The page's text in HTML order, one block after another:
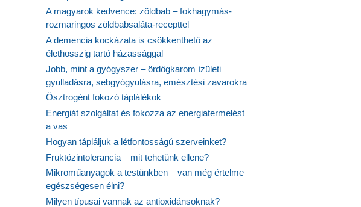
A magyarok kedvence: zöldbab – fokhagymás-
rozmaringos zöldbabsaláta-recepttel
A demencia kockázata is csökkenthető az
élethosszig tartó házassággal
Jobb, mint a gyógyszer – ördögkarom ízületi
gyulladásra, sebgyógyulásra, emésztési zavarokra
Ösztrogént fokozó táplálékok
Energiát szolgáltat és fokozza az energiatermelést
a vas
Hogyan tápláljuk a létfontosságú szerveinket?
Fruktózintolerancia – mit tehetünk ellene?
Mikroműanyagok a testünkben – van még értelme
egészségesen élni?
Milyen típusai vannak az antioxidánsoknak?